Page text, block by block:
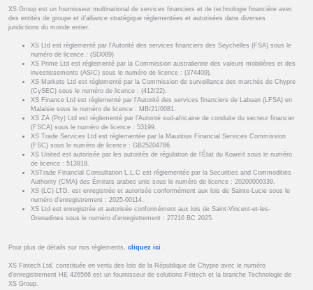
XS Group est un fournisseur multinational de services financiers et de technologie financière avec
des entités de groupe et d’alliance stratégique réglementées et autorisées dans diverses
juridictions du monde entier.
XS Ltd est réglementé par l'Autorité des services financiers des Seychelles (FSA) sous le
numéro de licence : (SD089)
XS Prime Ltd est réglementé par la Commission australienne des valeurs mobilières et des
investissements (ASIC) sous le numéro de licence : (374409).
XS Markets Ltd est réglementé par la Commission de surveillance des marchés de Chypre
(CySEC) sous le numéro de licence : (412/22).
XS Finance Ltd est réglementé par l'Autorité des services financiers de Labuan (LFSA) en
Malaisie sous le numéro de licence : MB/21/0081.
XS ZA (Pty) Ltd est réglementé par l'Autorité sud-africaine de conduite du secteur financier
(FSCA) sous le numéro de licence : 53199.
XS Trade Services Ltd est réglementée par la Mauritius Financial Services Commission
(FSC) sous le numéro de licence : GB25204786.
XS United est autorisée par les autorités de régulation de l’État du Koweït sous le numéro
de licence : 513918.
XSTrade Financial Consultation L.L.C est réglementée par la Securities and Commodities
Authority (CMA) des Émirats arabes unis sous le numéro de licence : 20200000339.
XS (LC) LTD. est enregistrée et autorisée conformément aux lois de Sainte-Lucie sous le
numéro d’enregistrement : 2025-00114.
XS Ltd est enregistrée et autorisée conformément aux lois de Saint-Vincent-et-les-
Grenadines sous le numéro d’enregistrement : 27216 BC 2025.
Pour plus de détails sur nos règlements, cliquez ici
XS Fintech Ltd, constituée en vertu des lois de la République de Chypre avec le numéro
d’enregistrement HE 426566 est un fournisseur de solutions Fintech et la branche Technologie de
XS Group.